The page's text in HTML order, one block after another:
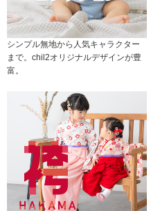
シンプル無地から人気キャラクター
まで。chil2オリジナルデザインが豊
富。